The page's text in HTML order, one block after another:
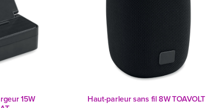
15W
Haut-parleur sans fil 8W TOAVOLT